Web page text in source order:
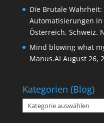
Die Brutale Wahrheit:
Automatisierungen
Österreich, Schweiz.
Mind blowing what
Manus.AI August 26,
Kategorien (Blog)
Kategorien
(Blog)